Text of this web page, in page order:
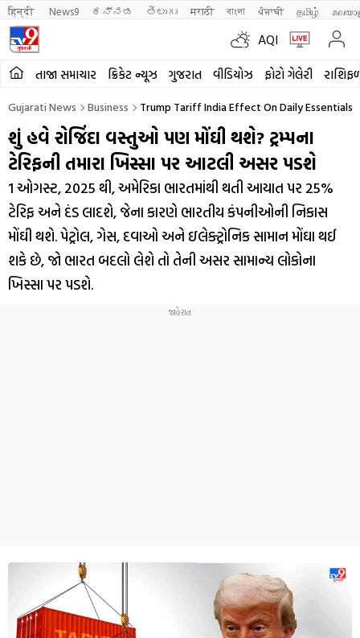
हिन्दी News9 ಕನ್ನಡ తెలుగు मराठी বাংলা ਪੰਜਾਬੀ தமிழ்
AQI
તાજા સમાચાર ક્રિકેટ ન્યૂઝ ગુજરાત વીડિયોઝ ફોટો ગેલેરી
Gujarati News Business Trump Tariff India Effect On Daily Essentials
શું હવે રોજિંદા વસ્તુઓ પણ મોંઘી થશે? ટ્રમ્પના
ટેરિફની તમારા ખિસ્સા પર આટલી અસર પડશે
1 ઓગસ્ટ, 2025 થી, અમેરિકા ભારતમાંથી થતી આયાત પર 25%
ટેરિફ અને દંડ લાદશે, જેના કારણે ભારતીય કંપનીઓની નિકાસ
મોંઘી થશે. પેટ્રોલ, ગેસ, દવાઓ અને ઇલેક્ટ્રોનિક સામાન મોંઘા થઈ
શકે છે, જો ભારત બદલો લેશે તો તેની અસર સામાન્ય લોકોના
ખિસ્સા પર પડશે.